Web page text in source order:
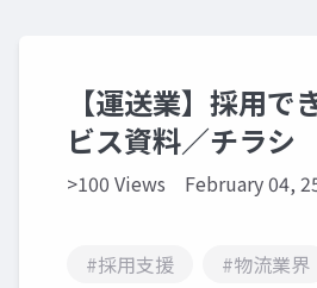
【運送業】採用で
ビス資料／チラシ
>100 Views February 04,
#採用支援
#物流業界